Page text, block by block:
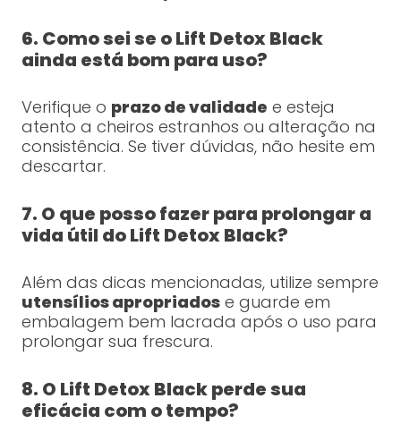
6. Como sei se o Lift Detox Black
ainda está bom para uso?
Verifique o prazo de validade e esteja
atento a cheiros estranhos ou alteração na
consistência. Se tiver dúvidas, não hesite em
descartar.
7. O que posso fazer para prolongar a
vida útil do Lift Detox Black?
Além das dicas mencionadas, utilize sempre
utensílios apropriadose guarde em
embalagem bem lacrada após o uso para
prolongar sua frescura.
8. O Lift Detox Black perde sua
eficácia com o tempo?